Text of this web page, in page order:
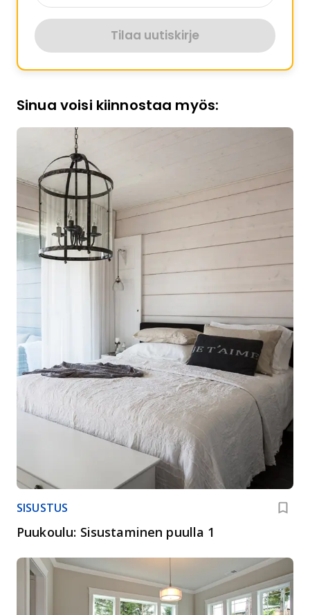
Tilaa uutiskirje
Sinua voisi kiinnostaa myös:
SISUSTUS
Puukoulu: Sisustaminen puulla 1